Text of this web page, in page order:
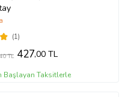
(1)
TL 427,00 TL
Başlayan Taksitlerle